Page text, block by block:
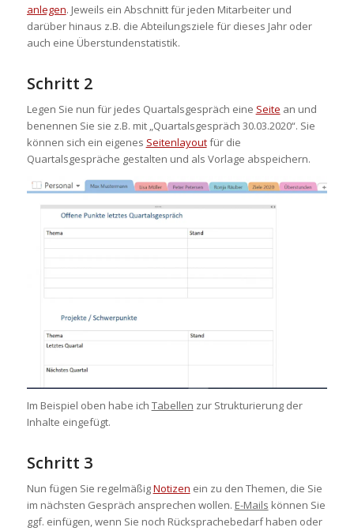
anlegen. Jeweils ein Abschnitt für jeden Mitarbeiter und
darüber hinaus z.B. die Abteilungsziele für dieses Jahr oder
auch eine Überstundenstatistik.
Schritt 2
Legen Sie nun für jedes Quartalsgespräch eine Seite an und
benennen Sie sie z.B. mit „Quartalsgespräch 30.03.2020“. Sie
können sich ein eigenes Seitenlayoutfür die
Quartalsgespräche gestalten und als Vorlage abspeichern.
Im Beispiel oben habe ich Tabellen zur Strukturierung der
Inhalte eingefügt.
Schritt 3
Nun fügen Sie regelmäßigNotizen ein zu den Themen, die Sie
im nächsten Gespräch ansprechen wollen. E-Mails können Sie
ggf. einfügen, wenn Sie noch Rücksprachebedarf haben oder